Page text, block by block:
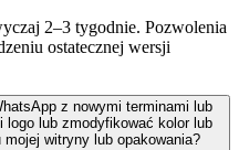
2–3 tygodnie. Pozwolenia
ostatecznej wersji
z nowymi terminami lub
logo lub zmodyfikować kolor lub
witryny lub opakowania?